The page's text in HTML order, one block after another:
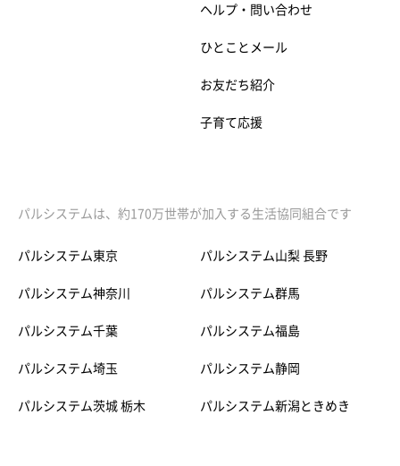
ヘルプ・問い合わせ
ひとことメール
お友だち紹介
子育て応援
パルシステムは、約170万世帯が加入する生活協同組合です
パルシステム東京
パルシステム神奈川
パルシステム千葉
パルシステム埼玉
パルシステム茨城 栃木
パルシステム山梨 長野
パルシステム群馬
パルシステム福島
パルシステム静岡
パルシステム新潟ときめき